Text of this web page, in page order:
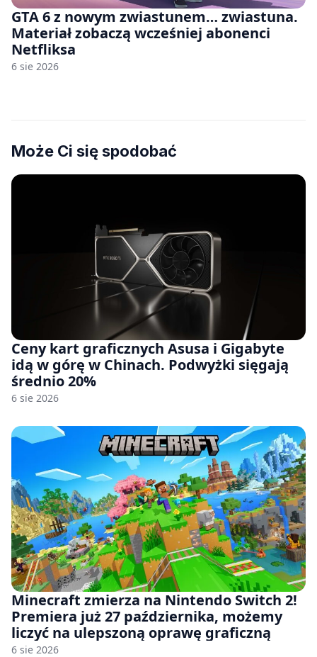
GTA 6 z nowym zwiastunem… zwiastuna.
Materiał zobaczą wcześniej abonenci
Netfliksa
6 sie 2026
Może Ci się spodobać
Ceny kart graficznych Asusa i Gigabyte
idą w górę w Chinach. Podwyżki sięgają
średnio 20%
6 sie 2026
Minecraft zmierza na Nintendo Switch 2!
Premiera już 27 października, możemy
liczyć na ulepszoną oprawę graficzną
6 sie 2026